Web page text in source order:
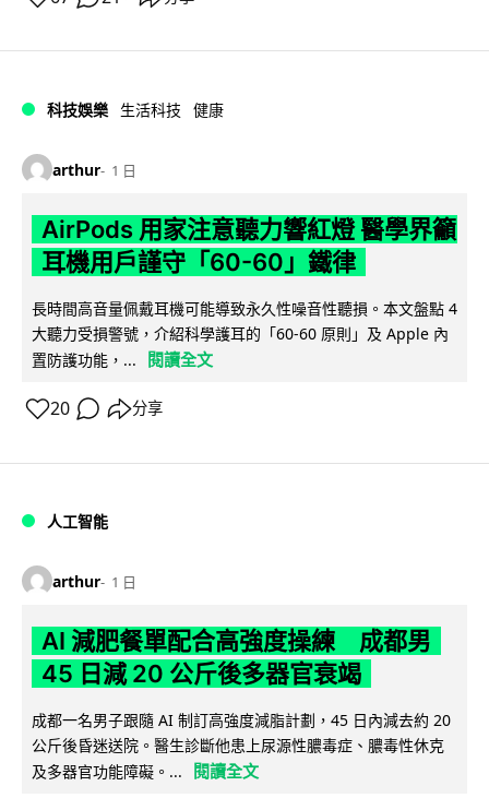
科技娛樂 生活科技 健康
arthur 1 日
AirPods 用家注意聽力響紅燈 醫學界籲
耳機用戶謹守「60-60」鐵律
長時間高音量佩戴耳機可能導致永久性噪音性聽損。本文盤點 4
大聽力受損警號，介紹科學護耳的「60-60 原則」及 Apple 內
置防護功能，...
閱讀全文
20 分享
人工智能
arthur 1 日
AI 減肥餐單配合高強度操練 成都男
45 日減 20 公斤後多器官衰竭
成都一名男子跟隨 AI 制訂高強度減脂計劃，45 日內減去約 20
公斤後昏迷送院。醫生診斷他患上尿源性膿毒症、膿毒性休克
及多器官功能障礙。...
閱讀全文